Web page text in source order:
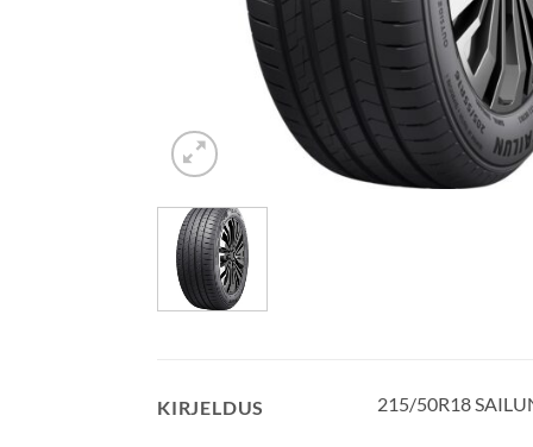
KIRJELDUS 215/50R18